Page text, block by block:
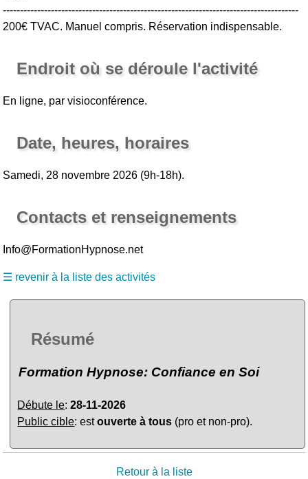
--------------------------------------------------------------------------------------
200€ TVAC. Manuel compris. Réservation indispensable.
Endroit où se déroule l'activité
En ligne, par visioconférence.
Date, heures, horaires
Samedi, 28 novembre 2026 (9h-18h).
Contacts et renseignements
Info@FormationHypnose.net
☰ revenir à la liste des activités
Résumé
Formation Hypnose: Confiance en Soi
Débute le:28-11-2026
Public cible: estouverte à tous (pro et non-pro).
Retour à la liste